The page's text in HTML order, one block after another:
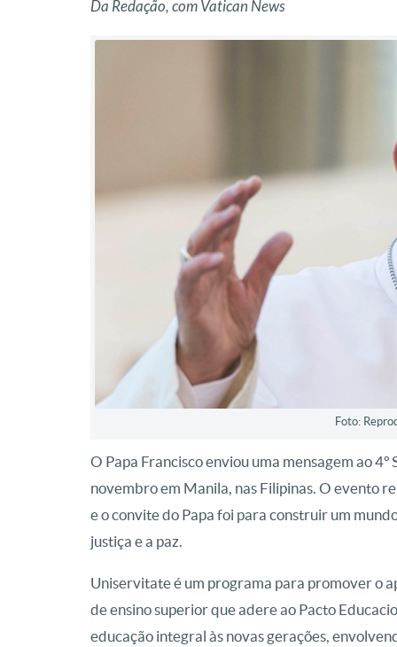
Da Redação, com Vatican News
Foto:
O Papa Francisco enviou uma mensagem ao
novembro em Manila, nas Filipinas. O evento
e o convite do Papa foi para construir um
justiça e a paz.
Uniservitate é um programa para promover o
de ensino superior que adere ao Pacto
educação integral às novas gerações,